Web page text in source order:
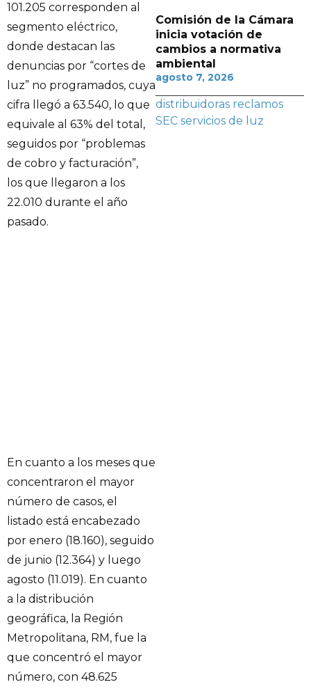
101.205 corresponden al
segmento eléctrico,
donde destacan las
denuncias por “cortes de
luz” no programados, cuya
cifra llegó a 63.540, lo que
equivale al 63% del total,
seguidos por “problemas
de cobro y facturación”,
los que llegaron a los
22.010 durante el año
pasado.
En cuanto a los meses que
concentraron el mayor
número de casos, el
listado está encabezado
por enero (18.160), seguido
de junio (12.364) y luego
agosto (11.019). En cuanto
a la distribución
geográfica, la Región
Metropolitana, RM, fue la
que concentró el mayor
número, con 48.625
Comisión de la Cámara
inicia votación de
cambios a normativa
ambiental
agosto 7, 2026
distribuidoras reclamos
SEC servicios de luz